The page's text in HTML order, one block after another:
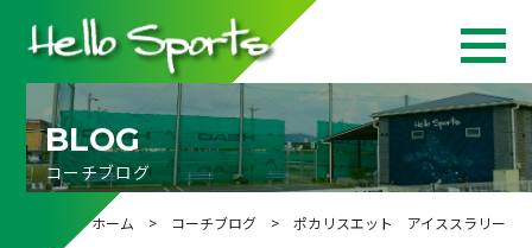
BLOG
コーチブログ
ホーム > コーチブログ> ポカリスエット アイススラリー